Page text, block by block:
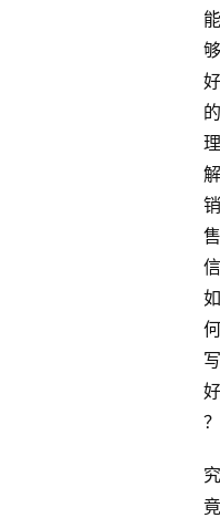
能
够
好
的
理
解
销
售
信
如
何
写
好
？
究
竟